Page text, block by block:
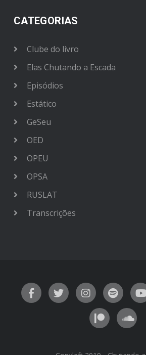
CATEGORIAS
Clube do livro
Elas Chutando a Escada
Episódios
Estático
GeSeu
OED
OPEU
OPSA
RUSLAT
Transcrições